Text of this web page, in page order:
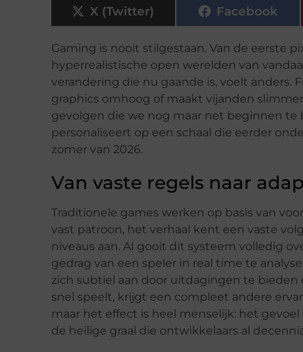
X (Twitter) Facebook
Gaming is nooit stilgestaan. Van de eerste
hyperrealistische open werelden van
verandering die nu gaande is, voelt
graphics omhoog of maakt vijanden
gevolgen die we nog maar net beginnen te
personaliseert op een schaal die eerder
zomer van 2026.
Van vaste regels naar
Traditionele games werken op basis van
vast patroon, het verhaal kent een vaste
niveaus aan. AI gooit dit systeem volledig
gedrag van een speler in real time te
zich subtiel aan door uitdagingen te bieden
snel speelt, krijgt een compleet andere
maar het effect is heel menselijk: het
de heilige graal die ontwikkelaars al